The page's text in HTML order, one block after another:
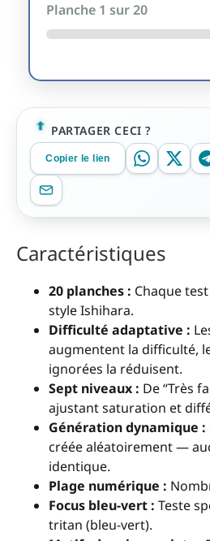
Planche 1 sur 20
PARTAGER CECI ?
Copier le lien
Caractéristiques
20 planches : Chaque
style Ishihara.
Difficulté adaptative :
augmentent la difficulté,
ignorées la réduisent.
Sept niveaux : De “Très
ajustant saturation et
Génération dynamique :
créée aléatoirement —
identique.
Plage numérique :
Focus bleu-vert : Teste
tritan (bleu-vert).